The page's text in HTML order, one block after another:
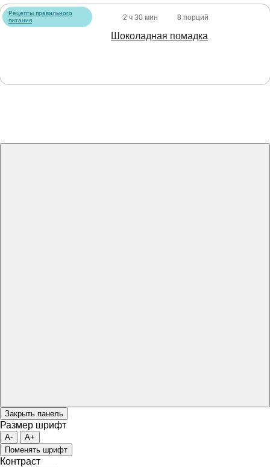
Рецепты правильного
питания
2 ч 30 мин 8 порций
Шоколадная помадка
Закрыть панель
Размер шрифт
A-
A+
Поменять шрифт
Контраст